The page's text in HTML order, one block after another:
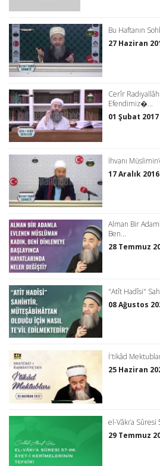
Bu Haftanın
27 Haziran
Cerîr
Efendimiz�...
01 Şubat 2017
İhvanı
17 Aralık 2016
Alman Bir
Ben...
28 Temmuz
"Atît Hadîsi"
08 Ağustos
İ'tikâd
25 Haziran
el-Vâkı‘a
29 Temmuz